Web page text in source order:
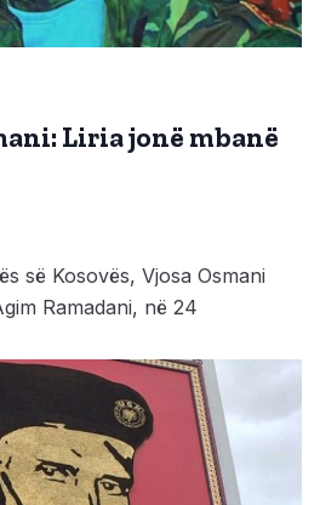
Liria jonë mbanë
së Kosovës, Vjosa Osmani
Ramadani, në 24